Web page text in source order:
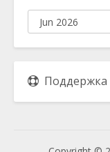
Поддержка